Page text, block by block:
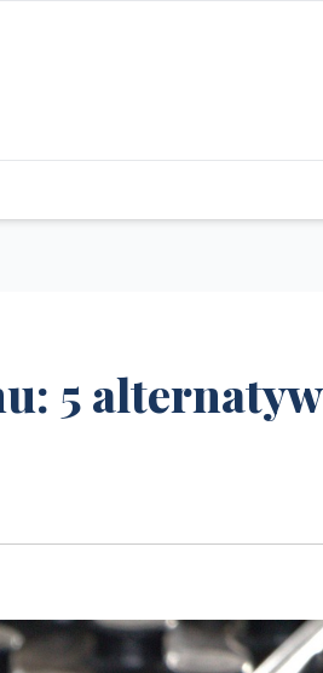
5 alternatyw